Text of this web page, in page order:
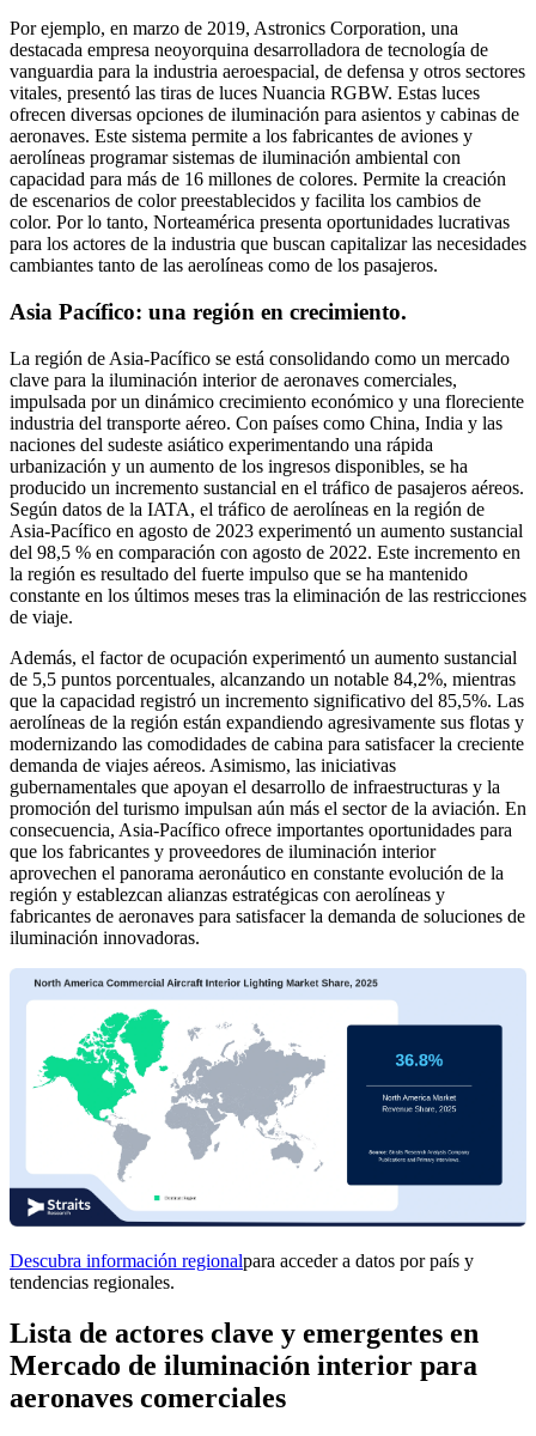
Por ejemplo, en marzo de 2019, Astronics Corporation, una
destacada empresa neoyorquina desarrolladora de tecnología de
vanguardia para la industria aeroespacial, de defensa y otros sectores
vitales, presentó las tiras de luces Nuancia RGBW. Estas luces
ofrecen diversas opciones de iluminación para asientos y cabinas de
aeronaves. Este sistema permite a los fabricantes de aviones y
aerolíneas programar sistemas de iluminación ambiental con
capacidad para más de 16 millones de colores. Permite la creación
de escenarios de color preestablecidos y facilita los cambios de
color. Por lo tanto, Norteamérica presenta oportunidades lucrativas
para los actores de la industria que buscan capitalizar las necesidades
cambiantes tanto de las aerolíneas como de los pasajeros.
Asia Pacífico: una región en crecimiento.
La región de Asia-Pacífico se está consolidando como un mercado
clave para la iluminación interior de aeronaves comerciales,
impulsada por un dinámico crecimiento económico y una floreciente
industria del transporte aéreo. Con países como China, India y las
naciones del sudeste asiático experimentando una rápida
urbanización y un aumento de los ingresos disponibles, se ha
producido un incremento sustancial en el tráfico de pasajeros aéreos.
Según datos de la IATA, el tráfico de aerolíneas en la región de
Asia-Pacífico en agosto de 2023 experimentó un aumento sustancial
del 98,5 % en comparación con agosto de 2022. Este incremento en
la región es resultado del fuerte impulso que se ha mantenido
constante en los últimos meses tras la eliminación de las restricciones
de viaje.
Además, el factor de ocupación experimentó un aumento sustancial
de 5,5 puntos porcentuales, alcanzando un notable 84,2%, mientras
que la capacidad registró un incremento significativo del 85,5%. Las
aerolíneas de la región están expandiendo agresivamente sus flotas y
modernizando las comodidades de cabina para satisfacer la creciente
demanda de viajes aéreos. Asimismo, las iniciativas
gubernamentales que apoyan el desarrollo de infraestructuras y la
promoción del turismo impulsan aún más el sector de la aviación. En
consecuencia, Asia-Pacífico ofrece importantes oportunidades para
que los fabricantes y proveedores de iluminación interior
aprovechen el panorama aeronáutico en constante evolución de la
región y establezcan alianzas estratégicas con aerolíneas y
fabricantes de aeronaves para satisfacer la demanda de soluciones de
iluminación innovadoras.
Descubra información regionalpara acceder a datos por país y
tendencias regionales.
Lista de actores clave y emergentes en
Mercado de iluminación interior para
aeronaves comerciales